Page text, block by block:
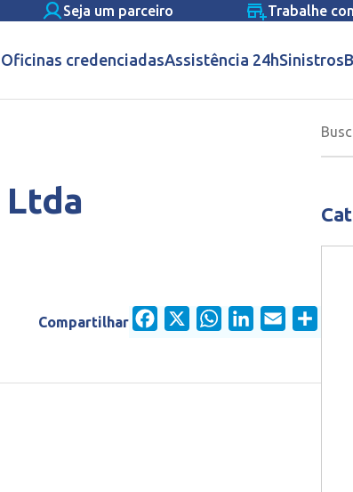
Seja um parceiro Trabalhe
Oficinas credenciadasAssistência 24hSinistros
Compartilhar Facebook WhatsAppLinkedIn
Email